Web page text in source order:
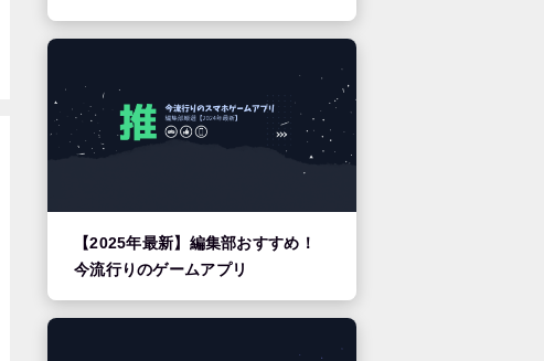
【2025年最新】編集部おすすめ！
今流行りのゲームアプリ